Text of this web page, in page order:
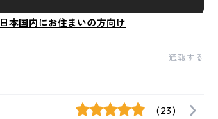
日本国内にお住まいの方向け
通報する
(23)